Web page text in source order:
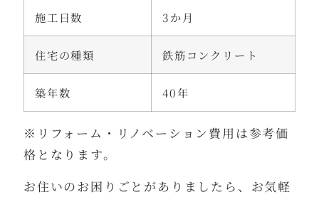
施工日数 3か月
住宅の種類 鉄筋コンクリート
築年数 40年
※リフォーム・リノベーション費用は参考価
格となります。
お住いのお困りごとがありましたら、お気軽